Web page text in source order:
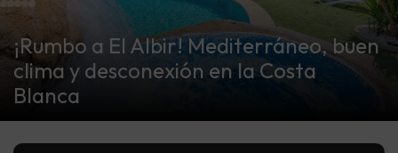
¡Rumbo a El Albir! Mediterráneo, buen
clima y desconexión en la Costa
Blanca